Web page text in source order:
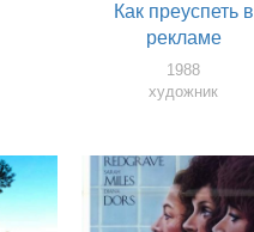
Как преуспеть в
рекламе
1988
художник